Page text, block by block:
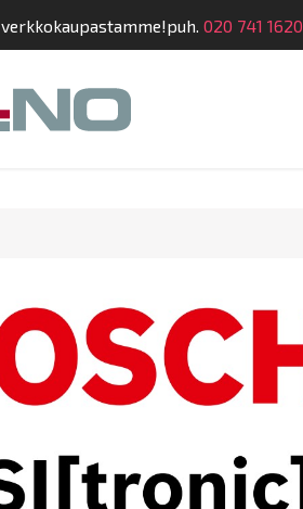
verkkokaupastamme!puh. 020 741 1620
Shop